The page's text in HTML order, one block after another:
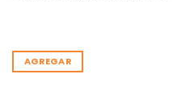
AGREGAR